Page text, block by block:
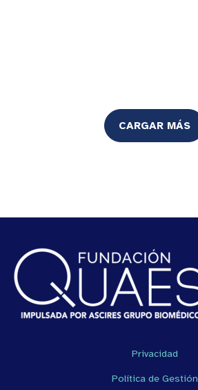
CARGAR MÁS
Privacidad
Política de Gestión